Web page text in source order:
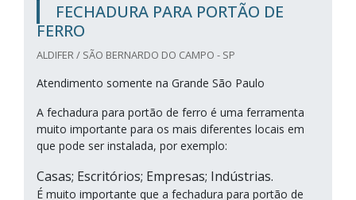
FECHADURA PARA PORTÃO DE
FERRO
ALDIFER / SÃO BERNARDO DO CAMPO - SP
Atendimento somente na Grande São Paulo
A fechadura para portão de ferro é uma ferramenta
muito importante para os mais diferentes locais em
que pode ser instalada, por exemplo:
Casas; Escritórios; Empresas; Indústrias.
É muito importante que a fechadura para portão de